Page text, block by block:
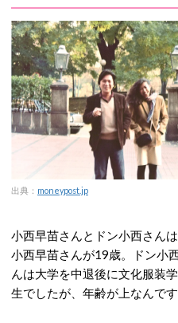
出典： moneypost.jp
小西早苗さんとドン小西さんは
小西早苗さんが19歳。ドン小
んは大学を中退後に文化服装
生でしたが、年齢が上なんです